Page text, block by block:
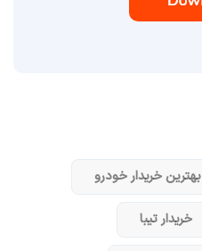
بهترین خریدار خودرو
خریدار تیبا